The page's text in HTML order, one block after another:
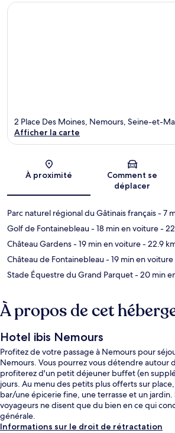
Carte
2 Place Des Moines, Nemours, Seine-et-
Afficher la carte
À proximité
Comment se
déplacer
Parc naturel régional du Gâtinais français- 7
Golf de Fontainebleau- 18 min en voiture-
Château Gardens- 19 min en voiture- 22.9
Château de Fontainebleau- 19 min en voiture
Stade Équestre du Grand Parquet- 20 min
À propos de cet
Hotel ibis Nemours
Profitez de votre passage à Nemours pour
Nemours. Vous pourrez vous détendre autour
profiterez d'un petit déjeuner buffet (en
jours. Au menu des petits plus offerts sur
bar/une épicerie fine, une terrasse et un jardin.
voyageurs ne disent que du bien en ce qui
générale.
Informations sur le droit de rétractation